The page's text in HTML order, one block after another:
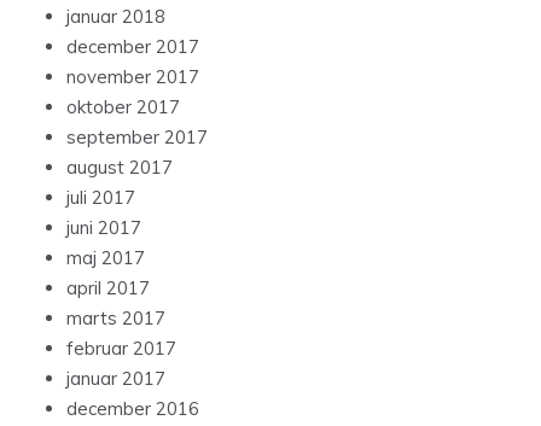
januar 2018
december 2017
november 2017
oktober 2017
september 2017
august 2017
juli 2017
juni 2017
maj 2017
april 2017
marts 2017
februar 2017
januar 2017
december 2016